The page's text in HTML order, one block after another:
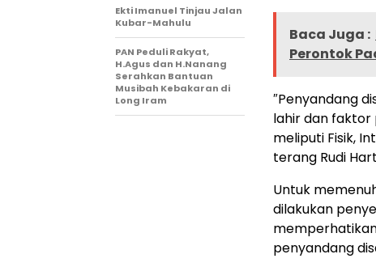
Baca Juga :
Perontok
″Penyandang
lahir dan faktor
meliputi Fisik,
terang Rudi
Untuk
dilakukan
penyandang
Ekti Imanuel Tinjau Jalan
Kubar-Mahulu
PAN Peduli Rakyat,
H.Agus dan H.Nanang
Serahkan Bantuan
Musibah Kebakaran di
Long Iram